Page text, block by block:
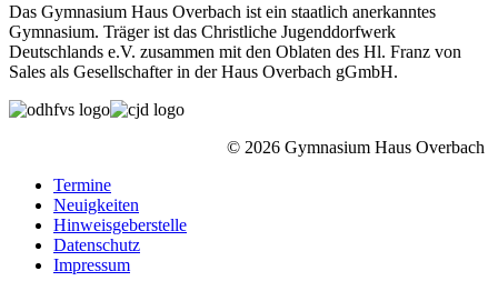
Das Gymnasium Haus Overbach ist ein staatlich anerkanntes
Gymnasium. Träger ist das Christliche Jugenddorfwerk
Deutschlands e.V. zusammen mit den Oblaten des Hl. Franz von
Sales als Gesellschafter in der Haus Overbach gGmbH.
© 2026 Gymnasium Haus Overbach
Termine
Neuigkeiten
Hinweisgeberstelle
Datenschutz
Impressum